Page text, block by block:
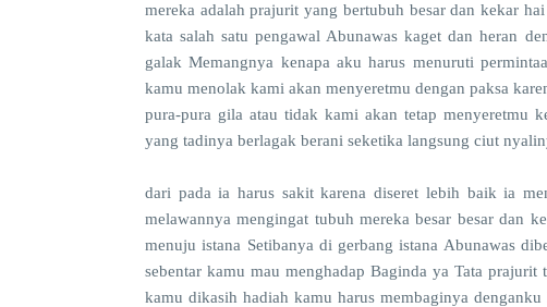
mereka adalah prajurit yang bertubuh besar dan kekar
kata salah satu pengawal Abunawas kaget dan heran
galak Memangnya kenapa aku harus menuruti
kamu menolak kami akan menyeretmu dengan paksa
pura-pura gila atau tidak kami akan tetap menyeretmu
yang tadinya berlagak berani seketika langsung ciut
dari pada ia harus sakit karena diseret lebih baik ia
melawannya mengingat tubuh mereka besar besar dan
menuju istana Setibanya di gerbang istana Abunawas
sebentar kamu mau menghadap Baginda ya Tata
kamu dikasih hadiah kamu harus membaginya